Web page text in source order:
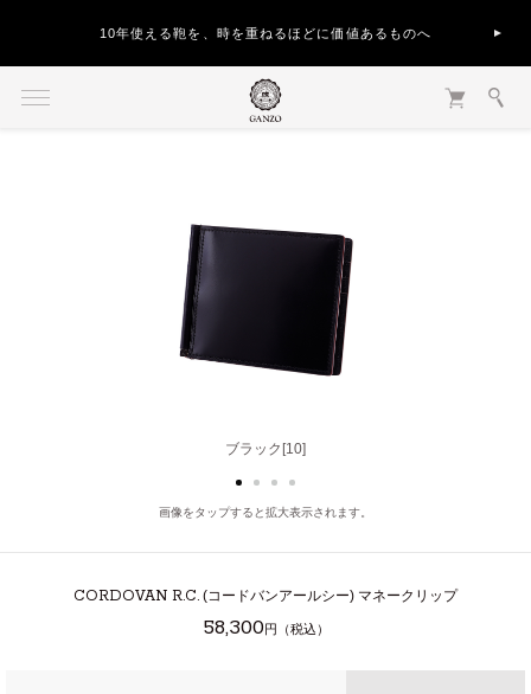
10年使える鞄を、時を重ねるほどに価値あるものへ
ブラック[10]
ブラウン[50]
画像をタップすると拡大表示されます。
CORDOVAN R.C. (コードバンアールシー) マネークリップ
58,300円（税込）